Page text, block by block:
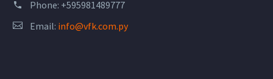
Phone: +595981489777
Email: info@vfk.com.py